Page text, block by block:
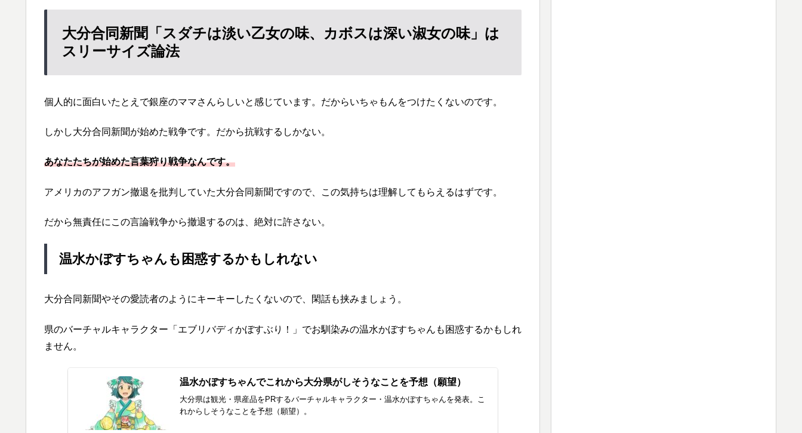
大分合同新聞「スダチは淡い乙女の味、カボスは深い淑女の味」は
スリーサイズ論法
個人的に面白いたとえで銀座のママさんらしいと感じています。だからいちゃもんをつけたくないのです。
しかし大分合同新聞が始めた戦争です。だから抗戦するしかない。
あなたたちが始めた言葉狩り戦争なんです。
アメリカのアフガン撤退を批判していた大分合同新聞ですので、この気持ちは理解してもらえるはずです。
だから無責任にこの言論戦争から撤退するのは、絶対に許さない。
温水かぼすちゃんも困惑するかもしれない
大分合同新聞やその愛読者のようにキーキーしたくないので、閑話も挟みましょう。
県のバーチャルキャラクター「エブリバディかぼすぶり！」でお馴染みの温水かぼすちゃんも困惑するかもしれ
ません。
温水かぼすちゃんでこれから大分県がしそうなことを予想（願望）
大分県は観光・県産品をPRするバーチャルキャラクター・温水かぼすちゃんを発表。こ
れからしそうなことを予想（願望）。